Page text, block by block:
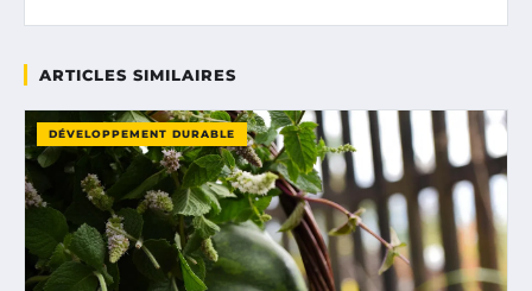
ARTICLES SIMILAIRES
DÉVELOPPEMENT DURABLE